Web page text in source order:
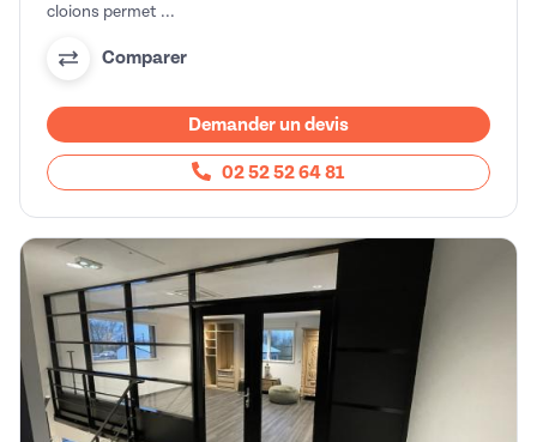
cloions permet ...
Comparer
Demander un devis
02 52 52 64 81